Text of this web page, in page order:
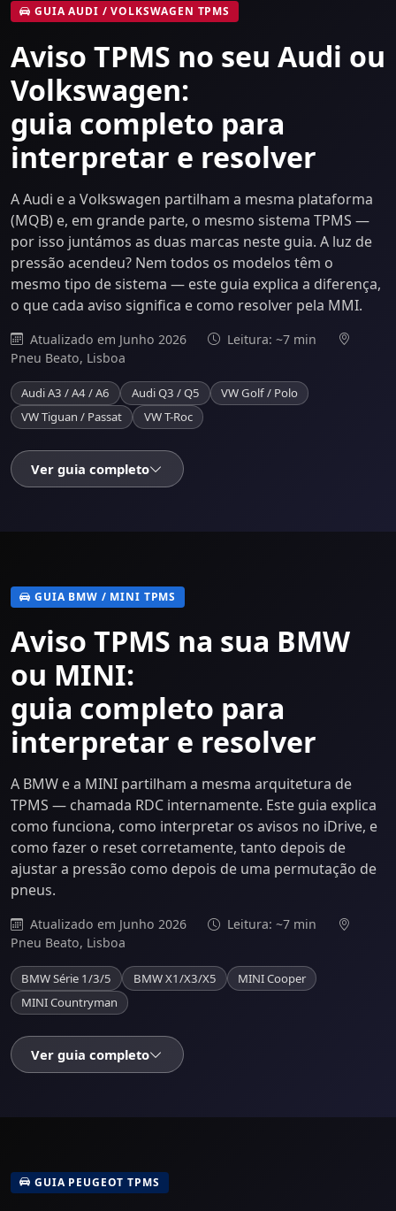
GUIA AUDI / VOLKSWAGEN TPMS
Aviso TPMS no seu Audi ou
Volkswagen:
guia completo para
interpretar e resolver
A Audi e a Volkswagen partilham a mesma plataforma
(MQB) e, em grande parte, o mesmo sistema TPMS —
por isso juntámos as duas marcas neste guia. A luz de
pressão acendeu? Nem todos os modelos têm o
mesmo tipo de sistema — este guia explica a diferença,
o que cada aviso significa e como resolver pela MMI.
Atualizado em Junho 2026
Leitura: ~7 min
Pneu Beato, Lisboa
Audi A3 / A4 / A6 Audi Q3 / Q5
VW Golf / Polo
VW Tiguan / Passat
VW T-Roc
Ver guia completo
GUIA BMW / MINI TPMS
Aviso TPMS na sua BMW
ou MINI:
guia completo para
interpretar e resolver
A BMW e a MINI partilham a mesma arquitetura de
TPMS — chamada RDC internamente. Este guia explica
como funciona, como interpretar os avisos no iDrive, e
como fazer o reset corretamente, tanto depois de
ajustar a pressão como depois de uma permutação de
pneus.
Atualizado em Junho 2026
Leitura: ~7 min
Pneu Beato, Lisboa
BMW Série 1/3/5 BMW X1/X3/X5
MINI Cooper
MINI Countryman
Ver guia completo
GUIA PEUGEOT TPMS